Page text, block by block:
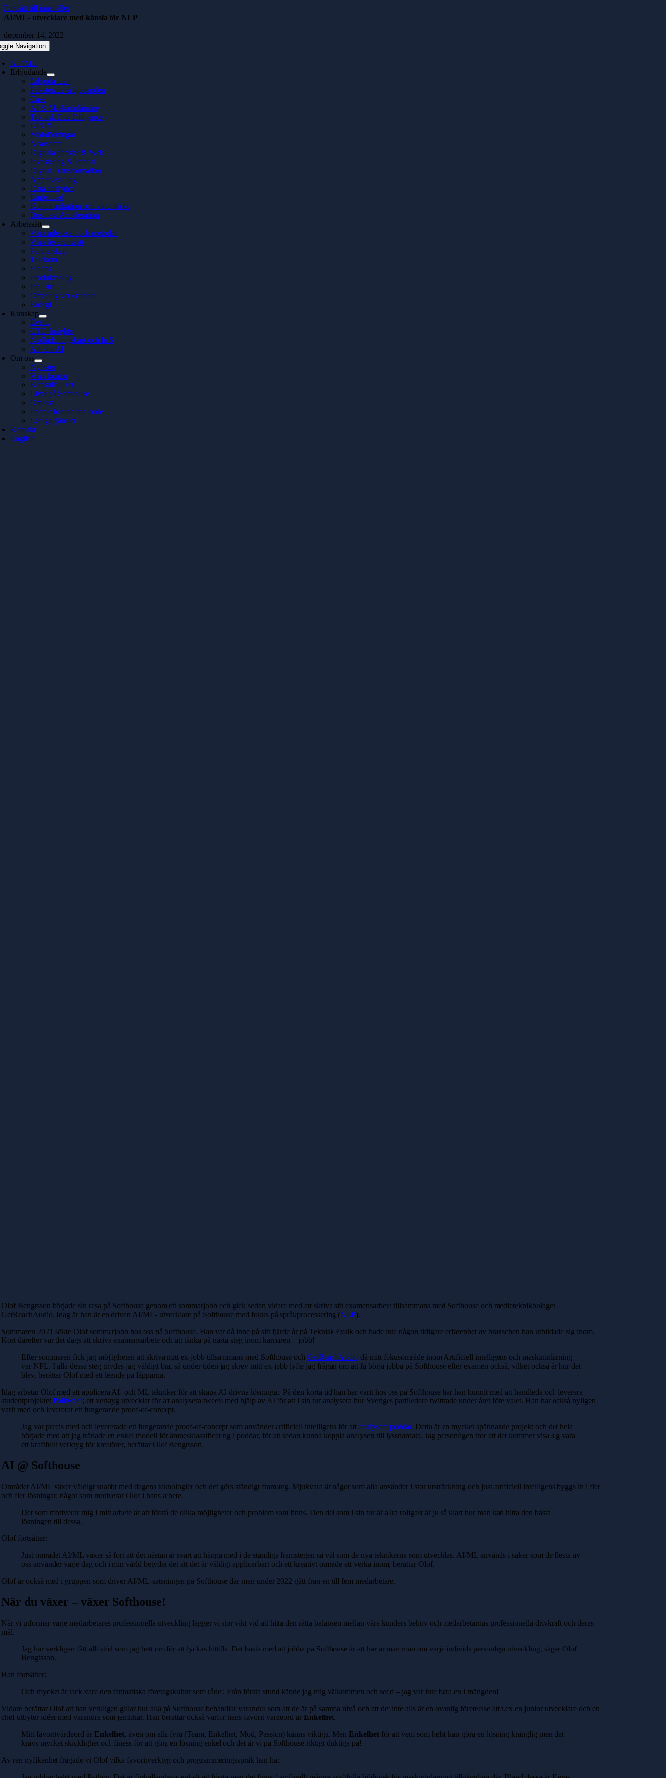
Fortsätt till innehållet
Navigation
AI / ML
Erbjudande
Erbjudanden
Paketerade erbjudanden
Case
AI & Maskininlärning
Teknisk Due Diligence
UI/UX
Molnlösningar
Nearshore
Digitala tjänster & Web
Investering & kapital
Digital Transformation
Apputveckling
Data analytics
Embedded
Kommunikation och varumärke
Business Acceleration
Arbetssätt
Våra arbetssätt och metoder
Våra leveranssätt
Partnerskap
Telekom
Finans
Produktbolag
Industri
Offentlig verksamhet
Energi
Kunskap
Event
CTO Insights
Nedladdningsbart och In 5
Allt om AI
Om oss
Nyheter
Våra kontor
Konsultquizet
Livet på Softhouse
Om oss
People behind the code
Lediga tjänster
Kontakt
English
AI/ML- utvecklare med känsla för NLP
december 14, 2022
Olof Bengtsson började sin resa på Softhouse genom ett sommarjobb och gick sedan vidare med att skriva sitt examensarbete tillsammans med Softhouse och medieteknikbolaget
GetReachAudio. Idag är han är en driven AI/ML- utvecklare på Softhouse med fokus på språkprocessering (NLP).
Sommaren 2021 sökte Olof sommarjobb hos oss på Softhouse. Han var då inne på sitt fjärde år på Teknisk Fysik och hade inte någon tidigare erfarenhet av branschen han utbildade sig inom.
Kort därefter var det dags att skriva examensarbete och att tänka på nästa steg inom karriären – jobb!
Efter sommaren fick jag möjligheten att skriva mitt ex-jobb tillsammans med Softhouse och GetReachAudio då mitt fokusområde inom Artificiell intelligens och maskininlärning
var NPL. I alla dessa steg trivdes jag väldigt bra, så under tiden jag skrev mitt ex-jobb lyfte jag frågan om att få börja jobba på Softhouse efter examen också, vilket också är hur det
blev, berättar Olof med ett leende på läpparna.
Idag arbetar Olof med att applicera AI- och ML tekniker för att skapa AI-drivna lösningar. På den korta tid han har varit hos oss på Softhouse har han hunnit med att handleda och leverera
studentprojektet Politweet; ett verktyg utvecklat för att analysera tweets med hjälp av AI för att i sin tur analysera hur Sveriges partiledare twittrade under året före valet. Han har också nyligen
varit med och levererat ett fungerande proof-of-concept.
Jag var precis med och levererade ett fungerande proof-of-concept som använder artificiell intelligens för att analysera poddar. Detta är en mycket spännande projekt och det hela
började med att jag tränade en enkel modell för ämnesklassificering i poddar, för att sedan kunna koppla analysen till lyssnardata. Jag personligen tror att det kommer visa sig vara
ett kraftfullt verktyg för kreatörer, berättar Olof Bengtsson.
AI @ Softhouse
Området AI/ML växer väldigt snabbt med dagens teknologier och det görs ständigt framsteg. Mjukvara är något som alla använder i stor utsträckning och just artificiell intelligens byggs in i fler
och fler lösningar; något som motiverar Olof i hans arbete.
Det som motiverar mig i mitt arbete är att förstå de olika möjligheter och problem som finns. Den del som i sin tur är allra roligast är ju så klart hur man kan hitta den bästa
lösningen till dessa.
Olof fortsätter:
Just området AI/ML växer så fort att det nästan är svårt att hänga med i de ständiga framstegen så väl som de nya teknikerna som utvecklas. AI/ML används i saker som de flesta av
oss använder varje dag och i min värld betyder det att det är väldigt applicerbart och ett kreativt område att verka inom, berättar Olof.
Olof är också med i gruppen som driver AI/ML-satsningen på Softhouse där man under 2022 gått från en till fem medarbetare.
När du växer – växer Softhouse!
När vi utformar varje medarbetares professionella utveckling lägger vi stor vikt vid att hitta den rätta balansen mellan våra kunders behov och medarbetarnas professionella drivkraft och deras
mål.
Jag har verkligen fått allt stöd som jag bett om för att lyckas hittills. Det bästa med att jobba på Softhouse är att här är man mån om varje individs personliga utveckling, säger Olof
Bengtsson.
Han fortsätter:
Och mycket är tack vare den fantastiska företagskultur som råder. Från första stund kände jag mig välkommen och sedd – jag var inte bara en i mängden!
Vidare berättar Olof att han verkligen gillar hur alla på Softhouse behandlar varandra som att de är på samma nivå och att det inte alls är en ovanlig företeelse att t.ex en junior utvecklare och en
chef utbyter idéer med varandra som jämlikar. Han berättar också varför hans favorit värdeord är Enkelhet.
Mitt favoritvärdeord är Enkelhet, även om alla fyra (Team, Enkelhet, Mod, Passion) känns viktiga. Men Enkelhet för att vem som helst kan göra en lösning krånglig men det
krävs mycket skicklighet och finess för att göra en lösning enkel och det är vi på Softhouse riktigt duktiga på!
Av ren nyfikenhet frågade vi Olof vilka favoritverktyg och programmeringsspråk han har.